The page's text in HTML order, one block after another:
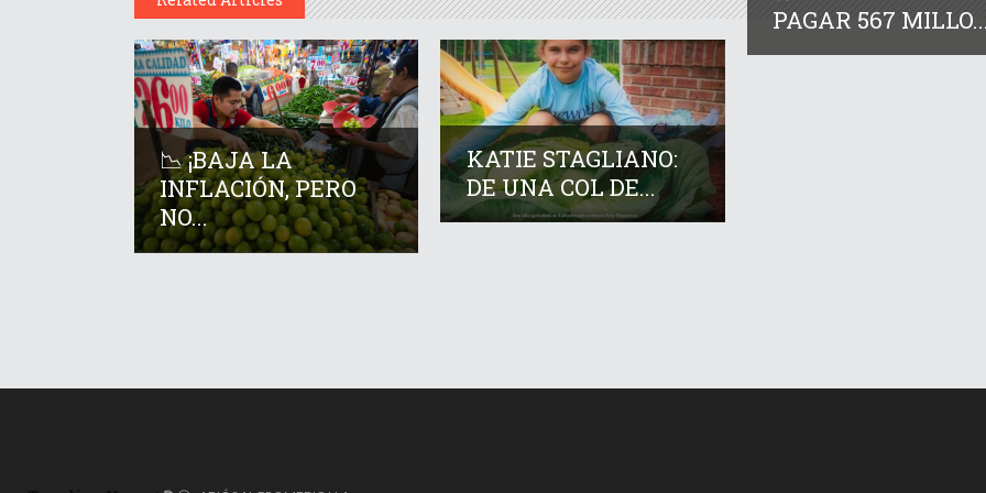
📉 ¡BAJA LA
INFLACIÓN, PERO
NO...
KATIE STAGLIANO:
DE UNA COL DE...
PAGAR 567